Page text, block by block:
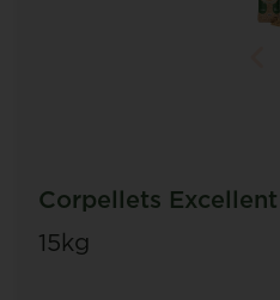
Corpellets
15kg